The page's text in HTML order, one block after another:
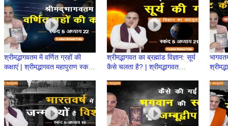
श्रीमद्भागवतम में वर्णित ग्रहों की
कक्षाएं | श्रीमद्भागवत महापुराण स्कन्ध
श्रीमद्भागवत का ब्रह्मांड विज्ञान: सूर्य
कैसे चलता है? | श्रीमद्भागवत